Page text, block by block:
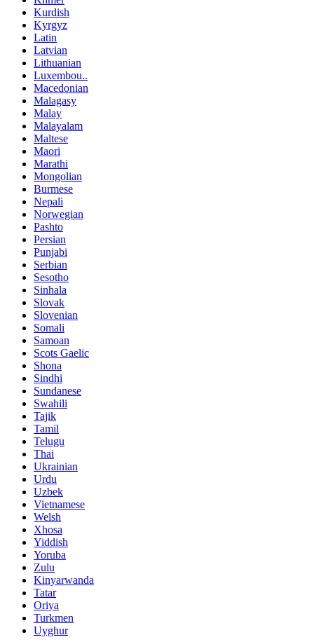
Kurdish
Kyrgyz
Latin
Latvian
Lithuanian
Luxembou..
Macedonian
Malagasy
Malay
Malayalam
Maltese
Maori
Marathi
Mongolian
Burmese
Nepali
Norwegian
Pashto
Persian
Punjabi
Serbian
Sesotho
Sinhala
Slovak
Slovenian
Somali
Samoan
Scots Gaelic
Shona
Sindhi
Sundanese
Swahili
Tajik
Tamil
Telugu
Thai
Ukrainian
Urdu
Uzbek
Vietnamese
Welsh
Xhosa
Yiddish
Yoruba
Zulu
Kinyarwanda
Tatar
Oriya
Turkmen
Uyghur